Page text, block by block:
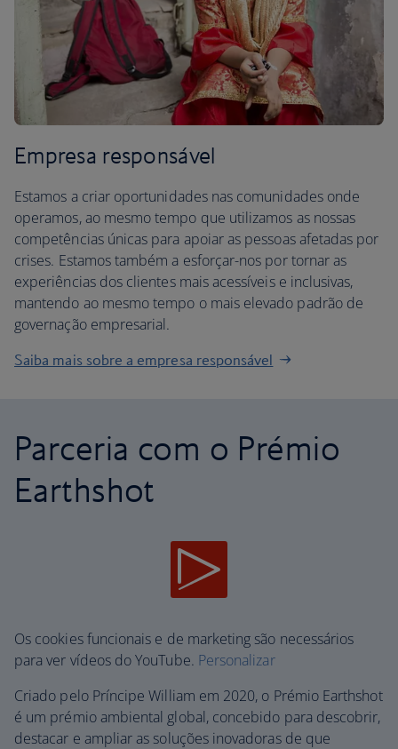
Empresa responsável
Estamos a criar oportunidades nas comunidades onde
operamos, ao mesmo tempo que utilizamos as nossas
competências únicas para apoiar as pessoas afetadas por
crises. Estamos também a esforçar-nos por tornar as
experiências dos clientes mais acessíveis e inclusivas,
mantendo ao mesmo tempo o mais elevado padrão de
governação empresarial.
Saiba mais sobre a empresa responsável
Parceria com o Prémio
Earthshot
Os cookies funcionais e de marketing são necessários
para ver vídeos do YouTube. Personalizar
Criado pelo Príncipe William em 2020, o Prémio Earthshot
é um prémio ambiental global, concebido para descobrir,
destacar e ampliar as soluções inovadoras de que